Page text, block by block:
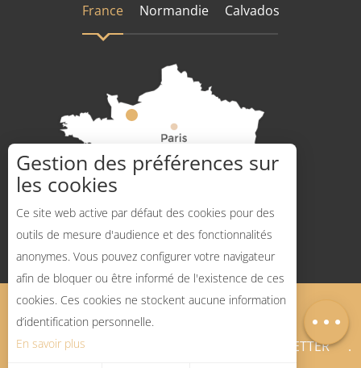
Description
France Normandie Calvados
Mentions légales Plan du site
BLOG SPORTS NATURE NEWSLETTER
Gestion des préférences sur
les cookies
Ce site web active par défaut des cookies pour des
outils de mesure d'audience et des fonctionnalités
anonymes. Vous pouvez configurer votre navigateur
afin de bloquer ou être informé de l'existence de ces
cookies. Ces cookies ne stockent aucune information
d’identification personnelle.
En savoir plus